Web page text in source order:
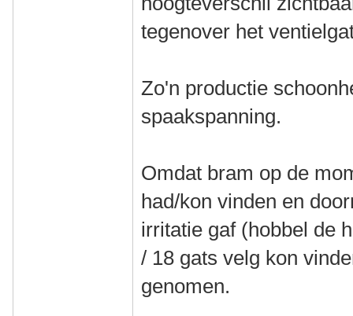
tegenover het
Zo'n productie
spaakspanning.
Omdat bram op de
had/kon vinden en
irritatie gaf (hobbel de
/ 18 gats velg kon
genomen.